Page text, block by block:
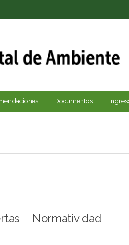
Documentos
Normatividad